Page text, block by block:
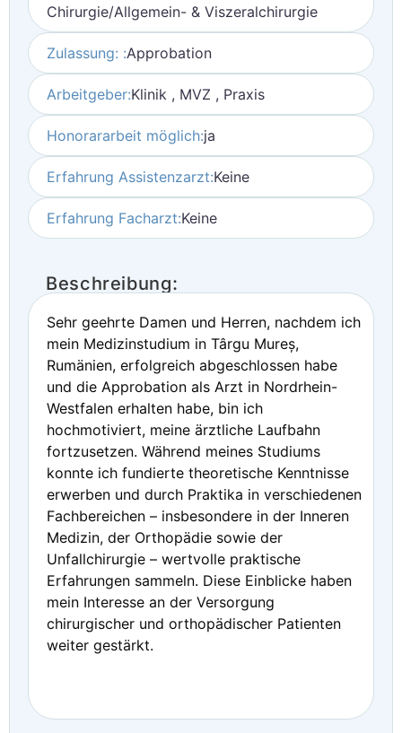
Chirurgie/Allgemein- & Viszeralchirurgie
Zulassung: :Approbation
Arbeitgeber:Klinik , MVZ , Praxis
Honorararbeit möglich:ja
Erfahrung Assistenzarzt:Keine
Erfahrung Facharzt:Keine
Beschreibung:
Sehr geehrte Damen und Herren, nachdem ich
mein Medizinstudium in Târgu Mureș,
Rumänien, erfolgreich abgeschlossen habe
und die Approbation als Arzt in Nordrhein-
Westfalen erhalten habe, bin ich
hochmotiviert, meine ärztliche Laufbahn
fortzusetzen. Während meines Studiums
konnte ich fundierte theoretische Kenntnisse
erwerben und durch Praktika in verschiedenen
Fachbereichen – insbesondere in der Inneren
Medizin, der Orthopädie sowie der
Unfallchirurgie – wertvolle praktische
Erfahrungen sammeln. Diese Einblicke haben
mein Interesse an der Versorgung
chirurgischer und orthopädischer Patienten
weiter gestärkt.